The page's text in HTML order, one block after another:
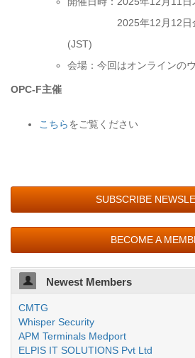
2025年12月12日金
(JST)
会場：今回はオンラインの
OPC-F主催
こちらをご覧ください
SUBSCRIBE
BECOME A
Newest Members
CMTG
Whisper Security
APM Terminals Medport
ELPIS IT SOLUTIONS Pvt Ltd